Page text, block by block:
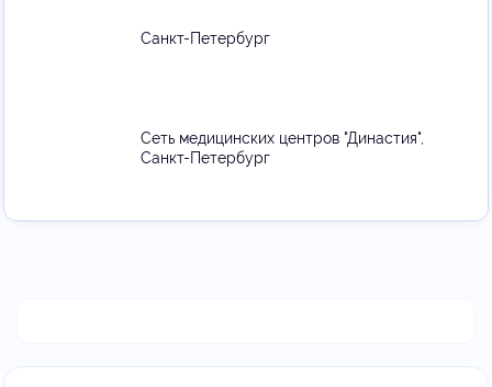
Санкт-Петербург
Сеть медицинских центров "Династия",
Санкт-Петербург